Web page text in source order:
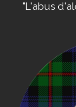
"L'abus